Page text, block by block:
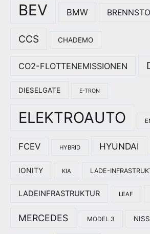
BEV BMW
CCS CHADEMO
CO2-FLOTTENEMISSIONEN
DIESELGATE E-TRON
ELEKTROAUTO
FCEV HYBRID HYUNDAI
IONITY KIA LADE-
LADEINFRASTRUKTUR LEAF
MERCEDES MODEL 3